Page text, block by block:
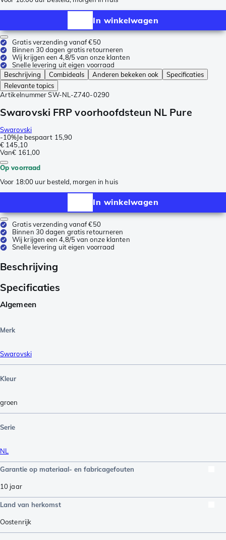
In winkelwagen
Gratis verzending vanaf €50
Binnen 30 dagen gratis retourneren
Wij krijgen een 4,8/5 van onze klanten
Snelle levering uit eigen voorraad
Beschrijving
Combideals Anderen bekeken ook
Specificaties
Relevante topics
Artikelnummer SW-NL-Z740-0290
Swarovski FRP voorhoofdsteun NL Pure
Swarovski
-10%Je bespaart 15,90
€ 145,10
Van€ 161,00
Op voorraad
Voor 18:00 uur besteld, morgen in huis
In winkelwagen
Gratis verzending vanaf €50
Binnen 30 dagen gratis retourneren
Wij krijgen een 4,8/5 van onze klanten
Snelle levering uit eigen voorraad
Beschrijving
Specificaties
Algemeen
Merk
Swarovski
Kleur
groen
Serie
NL
Garantie op materiaal- en fabricagefouten
10 jaar
Land van herkomst
Oostenrijk